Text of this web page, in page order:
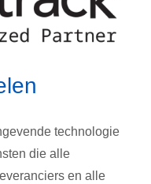
technologie
die alle
en alle